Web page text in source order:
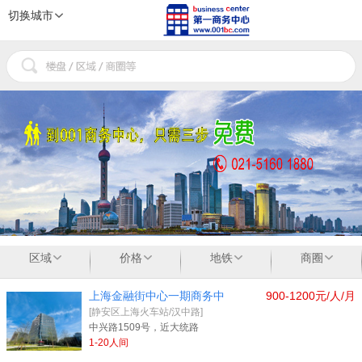
切换城市
区域 价格 地铁 商圈
900-1200元/人/月
上海金融街中心一期商务中
[静安区上海火车站/汉中路]
中兴路1509号，近大统路
1-20人间